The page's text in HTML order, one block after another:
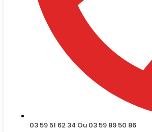
03 59 51 62 34 Ou 03 59 89 50 86